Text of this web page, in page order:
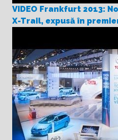
VIDEO Frankfurt 2013:
X-Trail, expusă în